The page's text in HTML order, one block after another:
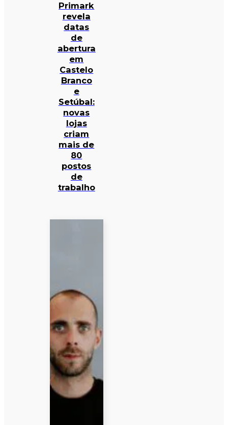
Primark
revela
datas
de
abertura
em
Castelo
Branco
e
Setúbal:
novas
lojas
criam
mais de
80
postos
de
trabalho